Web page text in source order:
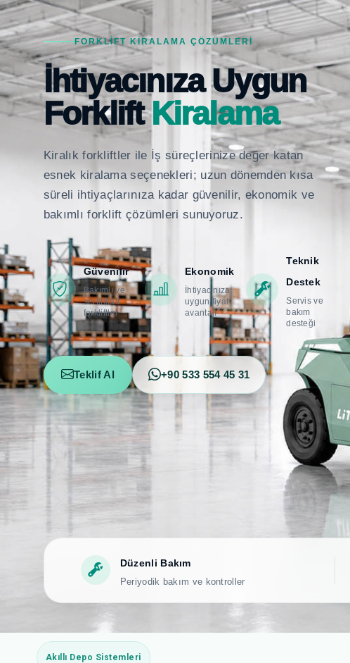
FORKLIFT KIRALAMA ÇÖZÜMLERI
İhtiyacınıza Uygun
ForkliftKiralama
Kiralık forkliftler ile İş süreçlerinize değer katan
esnek kiralama seçenekleri; uzun dönemden kısa
süreli ihtiyaçlarınıza kadar güvenilir, ekonomik ve
bakımlı forklift çözümleri sunuyoruz.
Güvenilir
Bakımlı ve
sertifikalı
forkliftler
Ekonomik
İhtiyacınıza
uygun fiyat
avantajı
Teknik
Destek
Servis ve
bakım
desteği
Teklif Al +90 533 554 45 31
Düzenli Bakım
Periyodik bakım ve kontroller
Akıllı Depo Sistemleri